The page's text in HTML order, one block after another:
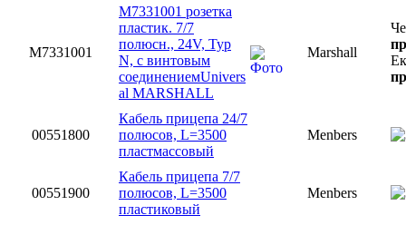
M7331001
M7331001 розетка
пластик. 7/7
полюсн., 24V, Typ
N, с винтовым
соединениемUnivers
al MARSHALL
Marshall
00551800
Кабель прицепа 24/7
полюсов, L=3500
пластмассовый
Menbers
00551900
Кабель прицепа 7/7
полюсов, L=3500
пластиковый
Menbers